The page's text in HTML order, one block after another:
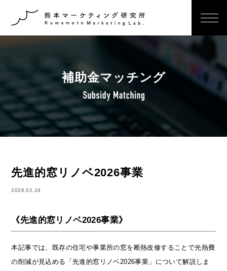
補助金マッチング
先進的窓リノベ2026事業
2026.02.24
《先進的窓リノベ2026事業》
本記事では、既存の住宅や事業所の窓を断熱改修することで光熱費
の削減が見込める「先進的窓リノベ2026事業」について解説しま